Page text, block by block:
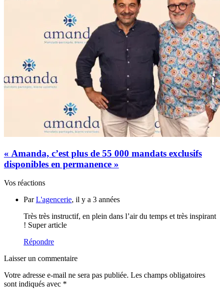
« Amanda, c’est plus de 55 000 mandats exclusifs
disponibles en permanence »
Vos réactions
ParL'agencerie, il y a 3 années
Très très instructif, en plein dans l’air du temps et très inspirant
! Super article
Répondre
Laisser un commentaire
Votre adresse e-mail ne sera pas publiée. Les champs obligatoires
sont indiqués avec *